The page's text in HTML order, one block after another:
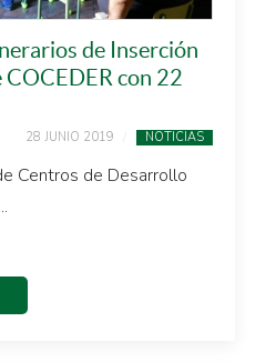
de Inserción
con 22
28 JUNIO 2019 NOTICIAS
Centros de Desarrollo